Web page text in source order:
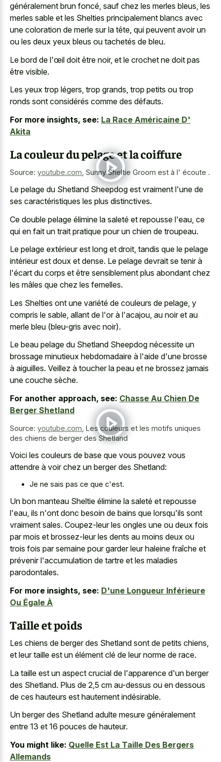
généralement brun foncé, sauf chez les merles bleus, les
merles sable et les Shelties principalement blancs avec
une coloration de merle sur la tête, qui peuvent avoir un
ou les deux yeux bleus ou tachetés de bleu.
Le bord de l'œil doit être noir, et le crochet ne doit pas
être visible.
Les yeux trop légers, trop grands, trop petits ou trop
ronds sont considérés comme des défauts.
For more insights, see: La Race Américaine D'
Akita
La couleur du pelage et la coiffure
Source: youtube.com Sunny Sheltie Groom est à l' écoute .
Le pelage du Shetland Sheepdog est vraiment l'une de
ses caractéristiques les plus distinctives.
Ce double pelage élimine la saleté et repousse l'eau, ce
qui en fait un trait pratique pour un chien de troupeau.
Le pelage extérieur est long et droit, tandis que le pelage
intérieur est doux et dense. Le pelage devrait se tenir à
l'écart du corps et être sensiblement plus abondant chez
les mâles que chez les femelles.
Les Shelties ont une variété de couleurs de pelage, y
compris le sable, allant de l'or à l'acajou, au noir et au
merle bleu (bleu-gris avec noir).
Le beau pelage du Shetland Sheepdog nécessite un
brossage minutieux hebdomadaire à l'aide d'une brosse
à aiguilles. Veillez à toucher la peau et ne brossez jamais
une couche sèche.
For another approach, see: Chasse Au Chien De
Berger Shetland
Source: youtube.com Les couleurs et les motifs uniques
des chiens de berger des Shetland
Voici les couleurs de base que vous pouvez vous
attendre à voir chez un berger des Shetland:
Je ne sais pas ce que c'est.
Un bon manteau Sheltie élimine la saleté et repousse
l'eau, ils n'ont donc besoin de bains que lorsqu'ils sont
vraiment sales. Coupez-leur les ongles une ou deux fois
par mois et brossez-leur les dents au moins deux ou
trois fois par semaine pour garder leur haleine fraîche et
prévenir l'accumulation de tartre et les maladies
parodontales.
For more insights, see: D'une Longueur Inférieure
Ou Égale À
Taille et poids
Les chiens de berger des Shetland sont de petits chiens,
et leur taille est un élément clé de leur norme de race.
La taille est un aspect crucial de l'apparence d'un berger
des Shetland. Plus de 2,5 cm au-dessus ou en dessous
de ces hauteurs est hautement indésirable.
Un berger des Shetland adulte mesure généralement
entre 13 et 16 pouces de hauteur.
You might like: Quelle Est La Taille Des Bergers
Allemands